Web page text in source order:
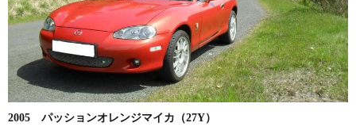
2005 パッションオレンジマイカ（27Y）